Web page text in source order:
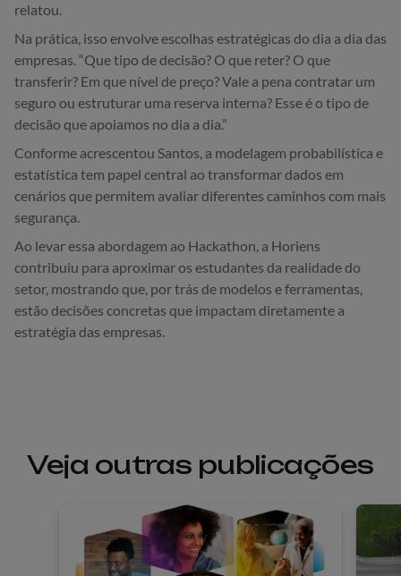
relatou.
Na prática, isso envolve escolhas estratégicas do dia a dia das
empresas. “Que tipo de decisão? O que reter? O que
transferir? Em que nível de preço? Vale a pena contratar um
seguro ou estruturar uma reserva interna? Esse é o tipo de
decisão que apoiamos no dia a dia.”
Conforme acrescentou Santos, a modelagem probabilística e
estatística tem papel central ao transformar dados em
cenários que permitem avaliar diferentes caminhos com mais
segurança.
Ao levar essa abordagem ao Hackathon, a Horiens
contribuiu para aproximar os estudantes da realidade do
setor, mostrando que, por trás de modelos e ferramentas,
estão decisões concretas que impactam diretamente a
estratégia das empresas.
Veja outras publicações